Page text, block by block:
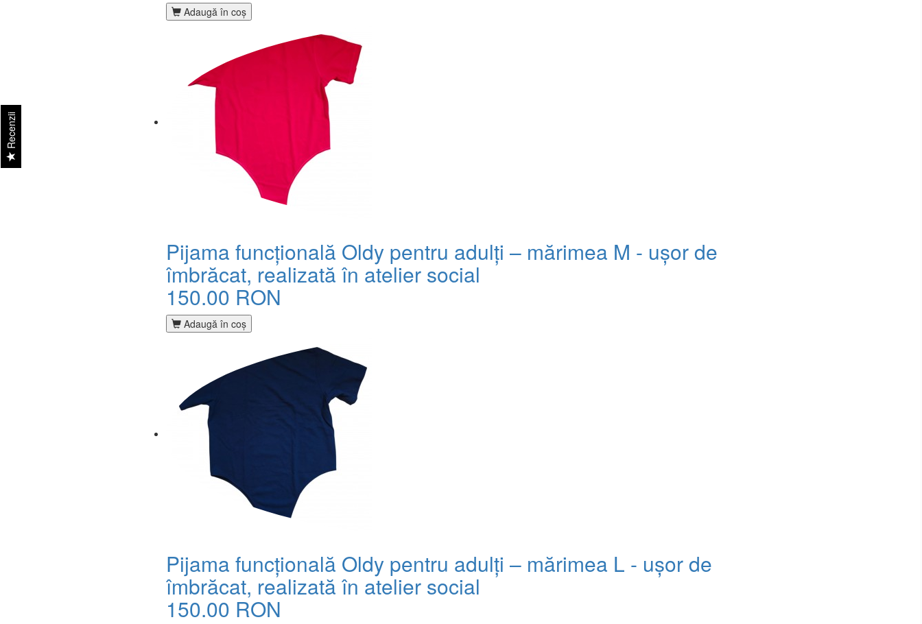
Adaugă în coş
Pijama funcțională Oldy pentru adulți – mărimea M - ușor de
îmbrăcat, realizată în atelier social
150.00 RON
Adaugă în coş
Pijama funcțională Oldy pentru adulți – mărimea L - ușor de
îmbrăcat, realizată în atelier social
150.00 RON
Recenzii